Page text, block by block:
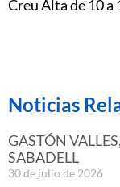
Creu Alta de 10 a
Noticias
GASTÓN
SABADELL
30 de julio de 2026